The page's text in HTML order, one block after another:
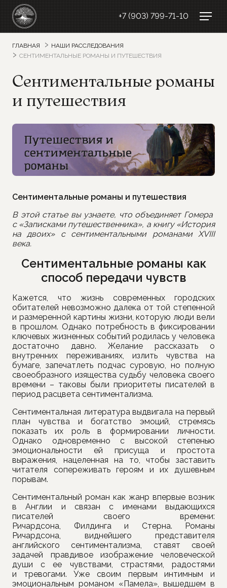
+7 (903) 799-71-10
ГЛАВНАЯ
НАШИ РАССЛЕДОВАНИЯ
СЕНТИМЕНТАЛЬНЫЕ РОМАНЫ И ПУТЕШЕСТВИЯ
Сентиментальные романы
и путешествия
Сентиментальные романы и путешествия
В этой статье вы узнаете, что объединяет Гомера
с «Записками путешественника», а книгу «История
на двоих» с сентиментальными романами XVIII
века.
Сентиментальные романы как
способ передачи чувств
Кажется, что жизнь современных городских
обитателей невозможно далека от той степенной
и размеренной картины жизни, которую люди вели
в прошлом. Однако потребность в фиксировании
ключевых жизненных событий родилась у человека
достаточно давно. Желание рассказать о
внутренних переживаниях, излить чувства на
бумаге, запечатлеть подчас суровую, но полную
своеобразного изящества судьбу человека своего
времени – таковы были приоритеты писателей в
период расцвета сентиментализма.
Сентиментальная литература выдвигала на первый
план чувства и богатство эмоций, стремясь
показать их роль в формировании личности.
Однако одновременно с высокой степенью
эмоциональности ей присуща и простота
выражения, нацеленная на то, чтобы заставить
читателя сопереживать героям и их душевным
порывам.
Сентиментальный роман как жанр впервые возник
в Англии и связан с именами выдающихся
писателей своего времени:
Ричардсона, Филдинга и Стерна. Романы
Ричардсона, виднейшего представителя
английского сентиментализма, ставят своей
задачей правдивое изображение человеческой
души с ее чувствами, страстями, радостями
и тревогами. Уже своим первым интимным и
эмоциональным романом «Памела», вышедшем в